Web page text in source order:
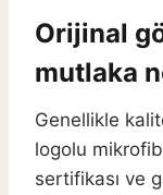
Orijinal
mutlaka
Genellikle
logolu
sertifikası ve